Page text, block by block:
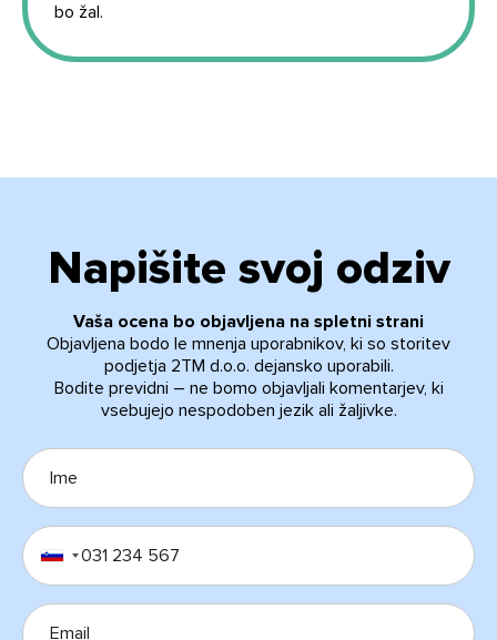
bo žal.
Napišite svoj odziv
Vaša ocena bo objavljena na spletni strani
Objavljena bodo le mnenja uporabnikov, ki so storitev
podjetja 2TM d.o.o. dejansko uporabili.
Bodite previdni – ne bomo objavljali komentarjev, ki
vsebujejo nespodoben jezik ali žaljivke.